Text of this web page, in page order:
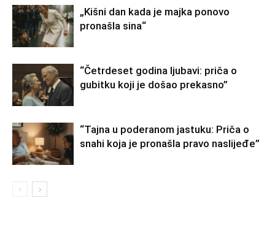
„Kišni dan kada je majka ponovo
pronašla sina“
“Četrdeset godina ljubavi: priča o
gubitku koji je došao prekasno”
“Tajna u poderanom jastuku: Priča o
snahi koja je pronašla pravo naslijeđe”